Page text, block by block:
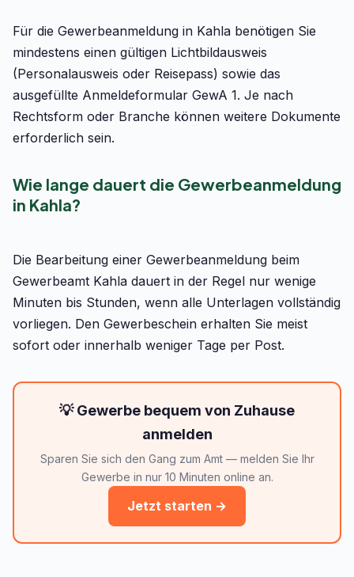
Für die Gewerbeanmeldung in Kahla benötigen Sie
mindestens einen gültigen Lichtbildausweis
(Personalausweis oder Reisepass) sowie das
ausgefüllte Anmeldeformular GewA 1. Je nach
Rechtsform oder Branche können weitere Dokumente
erforderlich sein.
Wie lange dauert die Gewerbeanmeldung
in Kahla?
Die Bearbeitung einer Gewerbeanmeldung beim
Gewerbeamt Kahla dauert in der Regel nur wenige
Minuten bis Stunden, wenn alle Unterlagen vollständig
vorliegen. Den Gewerbeschein erhalten Sie meist
sofort oder innerhalb weniger Tage per Post.
💡 Gewerbe bequem von Zuhause
anmelden
Sparen Sie sich den Gang zum Amt — melden Sie Ihr
Gewerbe in nur 10 Minuten online an.
Jetzt starten →